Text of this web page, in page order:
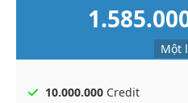
Một
10.000.000 Credit